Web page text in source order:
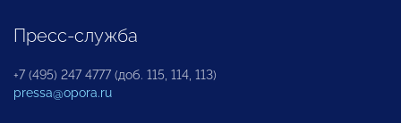
Пресс-служба
+7 (495) 247 4777 (доб. 115, 114, 113)
pressa@opora.ru